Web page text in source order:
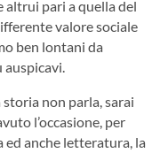
altrui pari a quella del
valore sociale
ben lontani da
auspicavi.
storia non parla, sarai
l’occasione, per
anche letteratura, la